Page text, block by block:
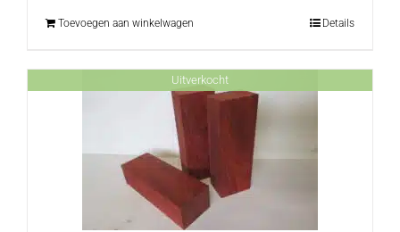
Toevoegen aan winkelwagen Details
Uitverkocht